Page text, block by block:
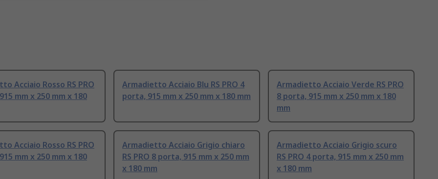
Acciaio Rosso RS PRO
mm x 250 mm x 180
Armadietto Acciaio Blu RS PRO 4
porta, 915 mm x 250 mm x 180 mm
Armadietto Acciaio Verde RS PRO
8 porta, 915 mm x 250 mm x 180
mm
Acciaio Rosso RS PRO
mm x 250 mm x 180
Armadietto Acciaio Grigio chiaro
RS PRO 8 porta, 915 mm x 250 mm
x 180 mm
Armadietto Acciaio Grigio scuro
RS PRO 4 porta, 915 mm x 250 mm
x 180 mm